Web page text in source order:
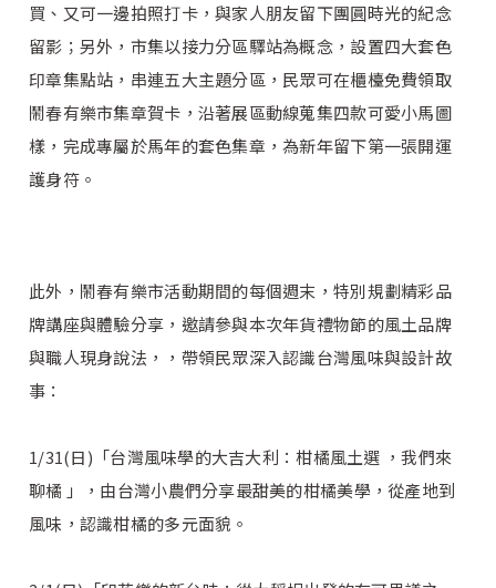
買、又可一邊拍照打卡，與家人朋友留下團圓時光的紀念
留影；另外，市集以接力分區驛站為概念，設置四大套色
印章集點站，串連五大主題分區，民眾可在櫃檯免費領取
鬧春有樂市集章賀卡，沿著展區動線蒐集四款可愛小馬圖
樣，完成專屬於馬年的套色集章，為新年留下第一張開運
護身符。
此外，鬧春有樂市活動期間的每個週末，特別規劃精彩品
牌講座與體驗分享，邀請參與本次年貨禮物節的風土品牌
與職人現身說法，，帶領民眾深入認識台灣風味與設計故
事：
1/31(日)「台灣風味學的大吉大利：柑橘風土選 ，我們來
聊橘 」，由台灣小農們分享最甜美的柑橘美學，從產地到
風味，認識柑橘的多元面貌。